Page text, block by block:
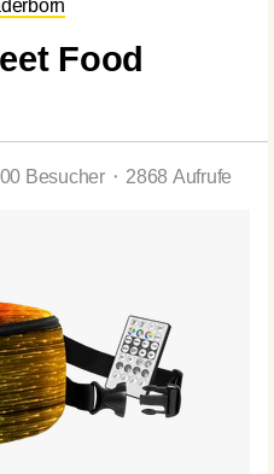
Food
Besucher ⬝ 2868 Aufrufe